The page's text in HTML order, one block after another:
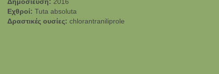
Εχθροί: Tuta absoluta
Δραστικές ουσίες: chlorantraniliprole